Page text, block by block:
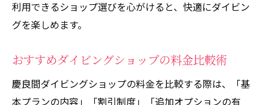
利用できるショップ選びを心がけると、快適にダイビン
グを楽しめます。
おすすめダイビングショップの料金比較術
慶良間ダイビングショップの料金を比較する際は、「基
本プランの内容」「割引制度」「追加オプションの有